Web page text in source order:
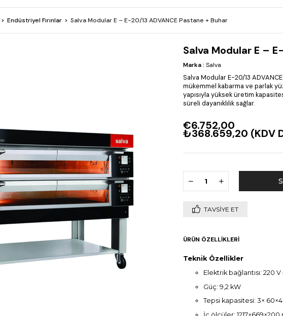
Endüstriyel Fırınlar Salva Modular E – E-20/13 ADVANCE Pastane + Buhar
Salva Modular E –
Marka: Salva
Salva Modular E-20/13
mükemmel kabarma ve parlak
yapısıyla yüksek üretim
süreli dayanıklılık sağlar.
€6.752,00
₺368.659,20 (KDV
TAVSIYE ET
ÜRÜN ÖZELLIKLERI
Teknik Özellikler
Elektrik bağlantısı: 220 V
Güç: 9,2 kW
Tepsi kapasitesi: 3×